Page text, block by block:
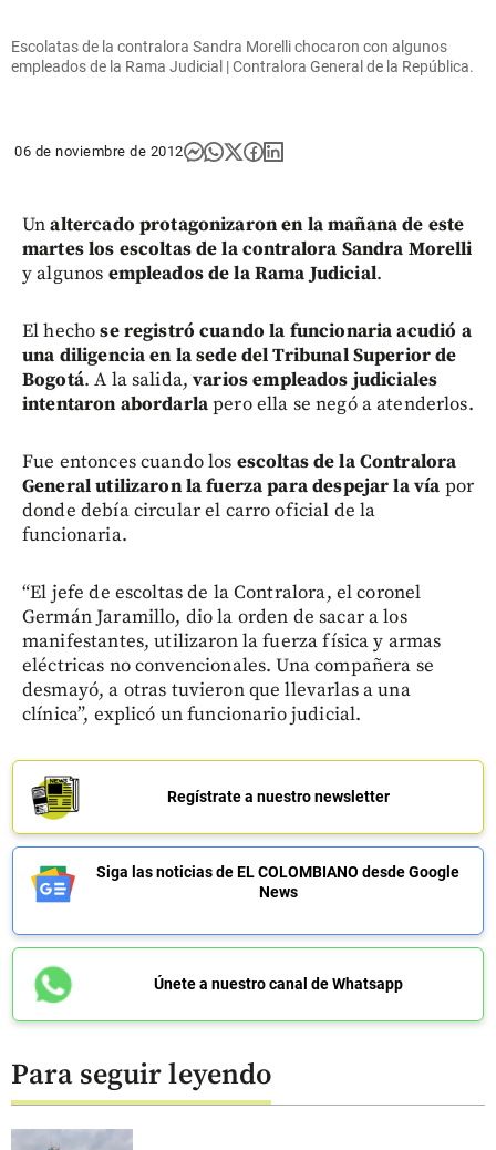
Escolatas de la contralora Sandra Morelli chocaron con algunos
empleados de la Rama Judicial | Contralora General de la República.
06 de noviembre de 2012
Unaltercado protagonizaron en la mañana de este
martes los escoltas de la contralora Sandra Morelli
y algunos empleados de la Rama Judicial.
El hechose registró cuando la funcionaria acudió a
una diligencia en la sede del Tribunal Superior de
Bogotá. A la salida,varios empleados judiciales
intentaron abordarlapero ella se negó a atenderlos.
Fue entonces cuando los escoltas de la Contralora
General utilizaron la fuerza para despejar la vía por
donde debía circular el carro oficial de la
funcionaria.
“El jefe de escoltas de la Contralora, el coronel
Germán Jaramillo, dio la orden de sacar a los
manifestantes, utilizaron la fuerza física y armas
eléctricas no convencionales. Una compañera se
desmayó, a otras tuvieron que llevarlas a una
clínica”, explicó un funcionario judicial.
Regístrate a nuestro newsletter
Siga las noticias de EL COLOMBIANO desde Google
News
Únete a nuestro canal de Whatsapp
Para seguir leyendo